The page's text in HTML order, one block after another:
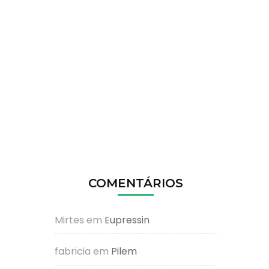
COMENTÁRIOS
Mirtes em Eupressin
fabricia em Pilem